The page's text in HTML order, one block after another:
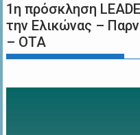
1η πρόσκληση
την Ελικώνας –
– ΟΤΑ